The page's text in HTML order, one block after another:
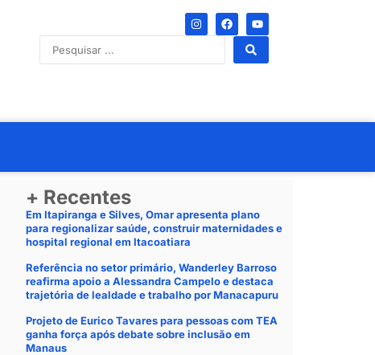
+ Recentes
Em Itapiranga e Silves, Omar apresenta plano
para regionalizar saúde, construir maternidades e
hospital regional em Itacoatiara
Referência no setor primário, Wanderley Barroso
reafirma apoio a Alessandra Campelo e destaca
trajetória de lealdade e trabalho por Manacapuru
Projeto de Eurico Tavares para pessoas com TEA
ganha força após debate sobre inclusão em
Manaus